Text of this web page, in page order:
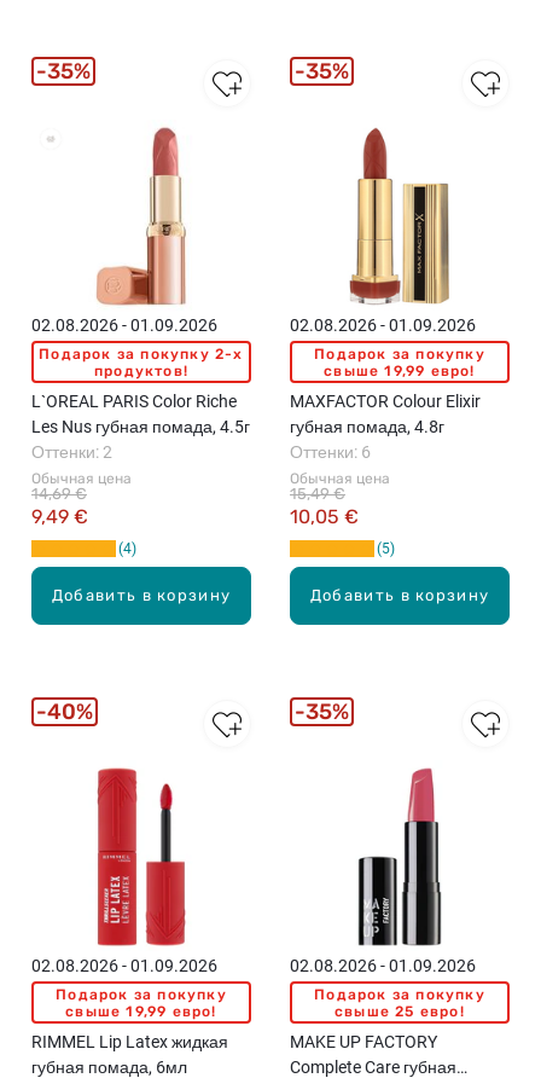
Добавить в корзину
02.08.2026 - 01.09.2026
Подарок за покупку 2-x
продуктов!
L`OREAL PARIS Color Riche
Les Nus губная помада, 4.5г
Обычная цена
9,49 €
14,69 €
Оттенки: 2
4
35%
Добавить в корзину
02.08.2026 - 01.09.2026
Подарок за покупку
свыше 19,99 евро!
MAXFACTOR Colour Elixir
губная помада, 4.8г
Обычная цена
10,05 €
15,49 €
Оттенки: 6
5
35%
02.08.2026 - 01.09.2026
Подарок за покупку
свыше 19,99 евро!
RIMMEL Lip Latex жидкая
губная помада, 6мл
40%
02.08.2026 - 01.09.2026
Подарок за покупку
свыше 25 евро!
MAKE UP FACTORY
Complete Care губная
35%